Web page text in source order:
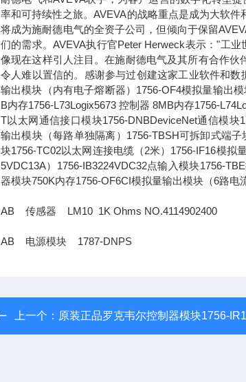
率和可持续性之旅。AVEVA的战略重点是成为大软
将成为施耐德电气的全资子公司，但倾向于保留
们的需求。AVEVA执行官Peter Herweck表示："工
像现在这样引人注目。在施耐德电气及其所有合作
令人难以置信的。感谢参与过创建这家工业软件和
输出模块（内有电子熔断器）1756-OF4模拟量输出
B内存1756-L73Logix5673 控制器 8MB内存1756-
T以太网通信接口模块1756-DNBDeviceNet通信模块
输出模块（每路单独隔离）1756-TBSH可拆卸式端
块1756-TC02以太网连接电缆（2米）1756-IF16模拟
5VDC13A）1756-IB3224VDC32点输入模块1756-
器模块750K内存1756-OF6CI模拟量输出模块（6路电
AB 传感器 LM10 1K Ohms NO.4114902400
AB 电源模块 1787-DNPS
上一个： 原装正品罗克韦尔控制器模块1756-IR12大